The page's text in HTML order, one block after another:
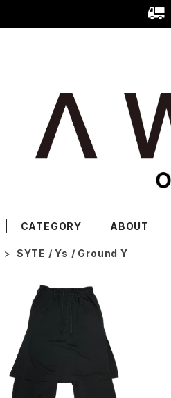
CATEGORY ABOUT
SYTE / Ys / Ground Y
SYTE Apron Trouser